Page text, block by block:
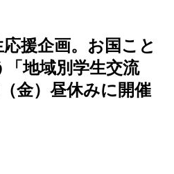
援企画。お国こと
地域別学生交流
金）昼休みに開催